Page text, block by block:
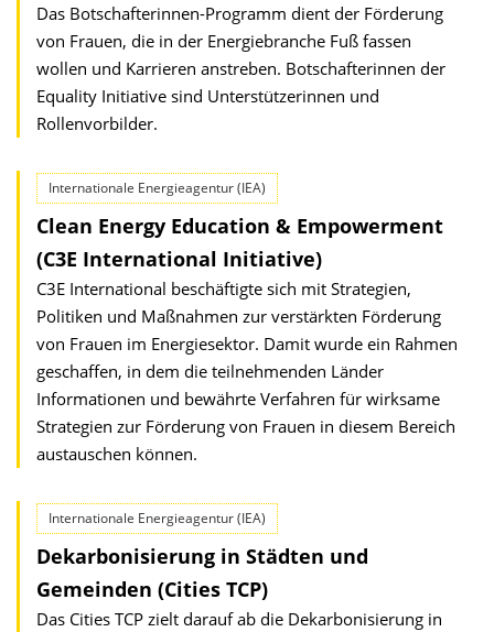
Das Botschafterinnen-Programm dient der Förderung
von Frauen, die in der Energiebranche Fuß fassen
wollen und Karrieren anstreben. Botschafterinnen der
Equality Initiative sind Unterstützerinnen und
Rollenvorbilder.
Internationale Energieagentur (IEA)
Clean Energy Education & Empowerment
(C3E International Initiative)
C3E International beschäftigte sich mit Strategien,
Politiken und Maßnahmen zur verstärkten Förderung
von Frauen im Energiesektor. Damit wurde ein Rahmen
geschaffen, in dem die teilnehmenden Länder
Informationen und bewährte Verfahren für wirksame
Strategien zur Förderung von Frauen in diesem Bereich
austauschen können.
Internationale Energieagentur (IEA)
Dekarbonisierung in Städten und
Gemeinden (Cities TCP)
Das Cities TCP zielt darauf ab die Dekarbonisierung in